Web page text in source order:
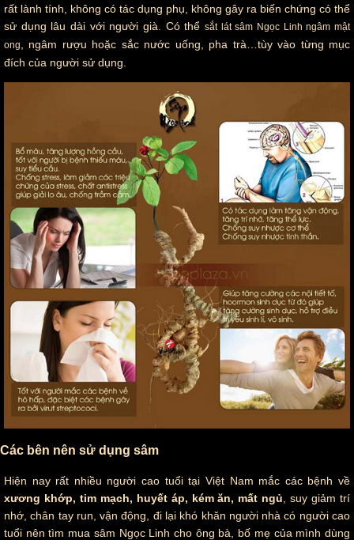
rất lành tính, không có tác dụng phụ, không gây ra biến chứng có thể
sử dụng lâu dài với người già. Có thể sắt lát sâm Ngọc Linh ngâm mật
ong
, ngâm rượu hoặc sắc nước uống, pha trà…tùy vào từng mục
đích của người sử dụng.
Các bên nên sử dụng sâm
Hiện nay rất nhiều người cao tuổi tại Việt Nam mắc các bệnh về
xương khớp, tim mạch, huyết áp, kém ăn, mất ngủ , suy giảm trí
nhớ, chân tay run, vận động, đi lại khó khăn người nhà có người cao
tuổi nên tìm mua sâm Ngọc Linh cho ông bà, bố mẹ của mình dùng